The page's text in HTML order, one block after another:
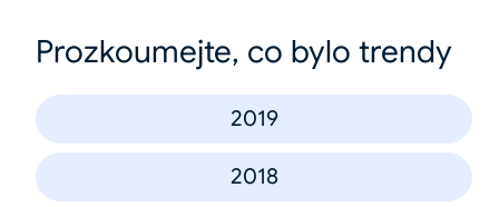
Prozkoumejte, co bylo trendy
2019
2018